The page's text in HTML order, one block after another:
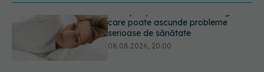
Ce poți mânca și ce trebuie să eviți
dacă ai gastrită: exemplu de meniu